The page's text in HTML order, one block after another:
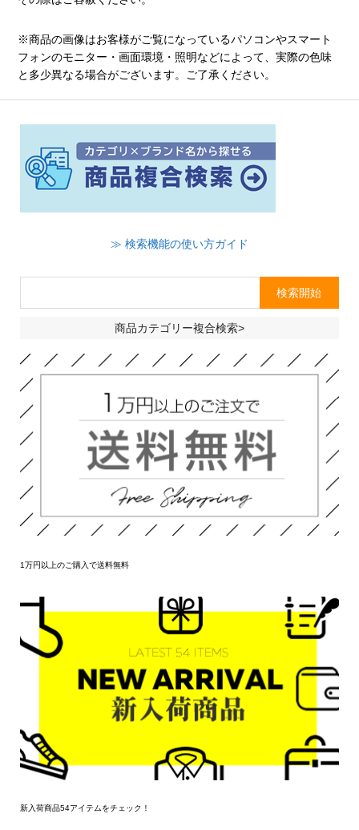
※商品の画像はお客様がご覧になっているパソコンやスマート
フォンのモニター・画面環境・照明などによって、実際の色味
と多少異なる場合がございます。ご了承ください。
≫ 検索機能の使い方ガイド
商品カテゴリー複合検索>
1万円以上のご購入で送料無料
新入荷商品54アイテムをチェック！